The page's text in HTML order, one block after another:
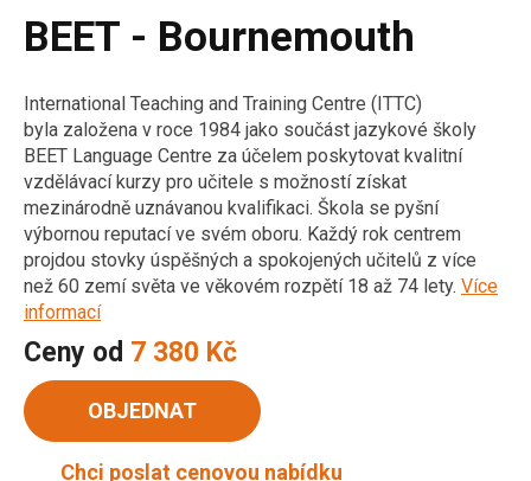
BEET - Bournemouth
International Teaching and Training Centre (ITTC)
byla založena v roce 1984 jako součást jazykové školy
BEET Language Centre za účelem poskytovat kvalitní
vzdělávací kurzy pro učitele s možností získat
mezinárodně uznávanou kvalifikaci. Škola se pyšní
výbornou reputací ve svém oboru. Každý rok centrem
projdou stovky úspěšných a spokojených učitelů z více
než 60 zemí světa ve věkovém rozpětí 18 až 74 lety. Více
informací
Ceny od 7 380 Kč
OBJEDNAT
Chci poslat cenovou nabídku